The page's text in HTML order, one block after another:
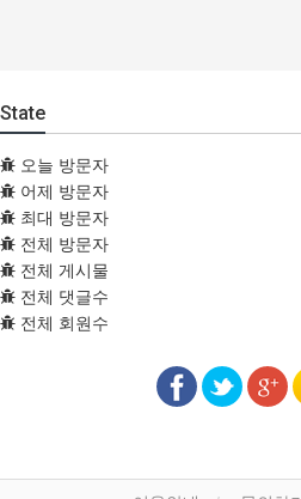
State
오늘 방문자
어제 방문자
최대 방문자
전체 방문자
전체 게시물
전체 댓글수
전체 회원수